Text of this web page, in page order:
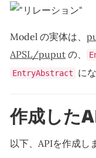
Model の実体は、
APSL/puput の、
EntryAbstract に
作成した
以下、APIを作成し